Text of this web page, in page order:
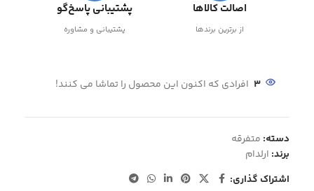
اصالت کالاها
از برترین برندها
پشتیبانی پاسخ‌گو
پشتیبانی و مشاوره
3 افرادی که اکنون این محصول را تماشا می کنند!
دسته: متفرقه
برند: ارلدام
اشتراک گذاری: